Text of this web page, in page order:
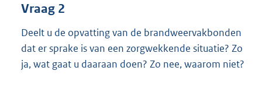
Vraag 2
Deelt u de opvatting van de brandweervakbonden
dat er sprake is van een zorgwekkende situatie? Zo
ja, wat gaat u daaraan doen? Zo nee, waarom niet?